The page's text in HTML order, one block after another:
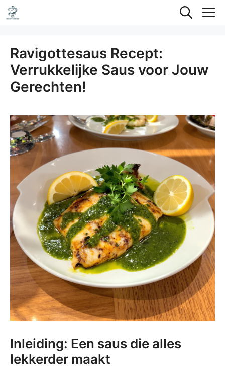
Ga
naar
inhoud
Ravigottesaus Recept:
Verrukkelijke Saus voor Jouw
Gerechten!
Inleiding: Een saus die alles
lekkerder maakt